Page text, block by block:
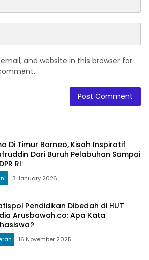
and website in this browser for
Di Timur Borneo, Kisah Inspiratif
Dari Buruh Pelabuhan Sampai
RI
3 January 2026
Pendidikan Dibedah di HUT
Arusbawah.co: Apa Kata
16 November 2025